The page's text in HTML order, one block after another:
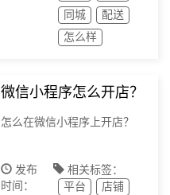
同城
配送
怎么样
微信小程序怎么开店？
怎么在微信小程序上开店？
发布
时间：
相关标签：
平台
店铺